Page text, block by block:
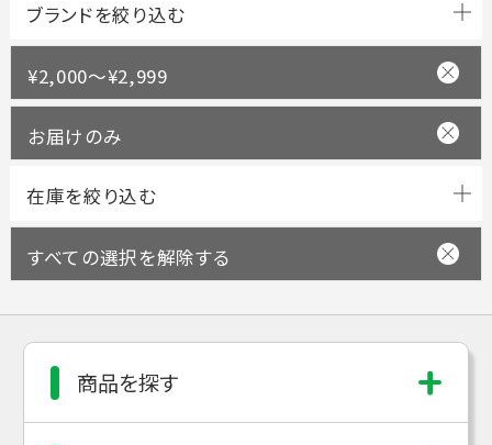
ブランドを絞り込む
¥2,000～¥2,999
お届けのみ
すべての選択を解除する
商品を探す